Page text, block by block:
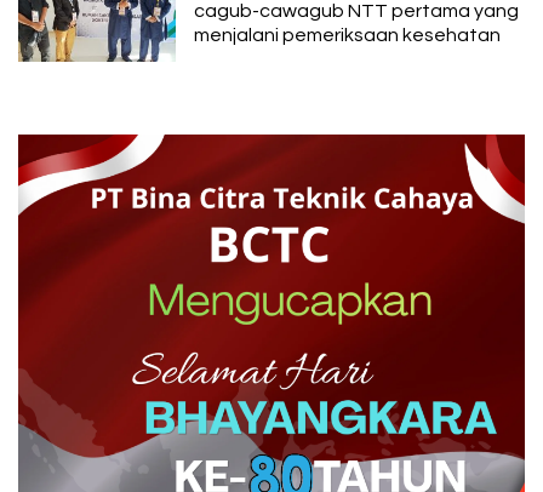
cagub-cawagub NTT pertama yang
menjalani pemeriksaan kesehatan